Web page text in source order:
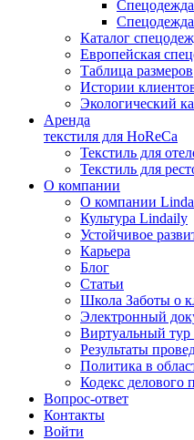
Каталог
Европейская
Таблица размеров
Истории
Экологический
Аренда
текстиля для HoReCa
Текстиль для
Текстиль для
О компании
О компании
Культура Lindaily
Устойчивое
Карьера
Блог
Статьи
Школа Заботы о
Электронный
Виртуальный
Результаты
Политика в
Кодекс делового
Вопрос-ответ
Контакты
Войти